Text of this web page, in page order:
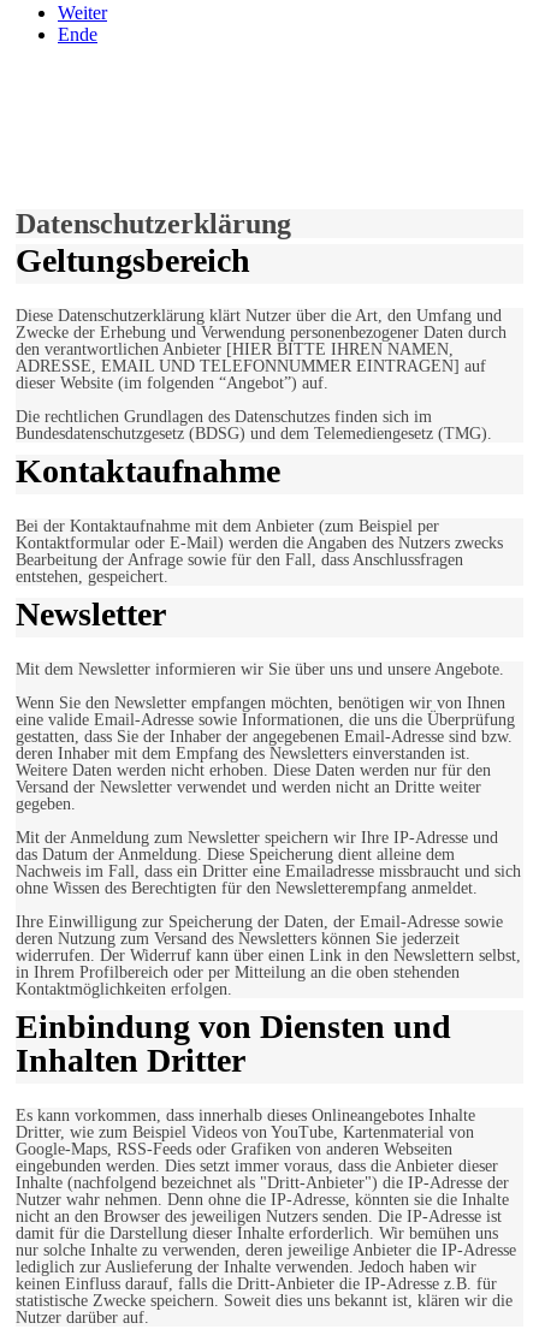
Weiter
Ende
Datenschutzerklärung
Geltungsbereich
Diese Datenschutzerklärung klärt Nutzer über die Art, den Umfang und
Zwecke der Erhebung und Verwendung personenbezogener Daten durch
den verantwortlichen Anbieter [HIER BITTE IHREN NAMEN,
ADRESSE, EMAIL UND TELEFONNUMMER EINTRAGEN] auf
dieser Website (im folgenden “Angebot”) auf.
Die rechtlichen Grundlagen des Datenschutzes finden sich im
Bundesdatenschutzgesetz (BDSG) und dem Telemediengesetz (TMG).
Kontaktaufnahme
Bei der Kontaktaufnahme mit dem Anbieter (zum Beispiel per
Kontaktformular oder E-Mail) werden die Angaben des Nutzers zwecks
Bearbeitung der Anfrage sowie für den Fall, dass Anschlussfragen
entstehen, gespeichert.
Newsletter
Mit dem Newsletter informieren wir Sie über uns und unsere Angebote.
Wenn Sie den Newsletter empfangen möchten, benötigen wir von Ihnen
eine valide Email-Adresse sowie Informationen, die uns die Überprüfung
gestatten, dass Sie der Inhaber der angegebenen Email-Adresse sind bzw.
deren Inhaber mit dem Empfang des Newsletters einverstanden ist.
Weitere Daten werden nicht erhoben. Diese Daten werden nur für den
Versand der Newsletter verwendet und werden nicht an Dritte weiter
gegeben.
Mit der Anmeldung zum Newsletter speichern wir Ihre IP-Adresse und
das Datum der Anmeldung. Diese Speicherung dient alleine dem
Nachweis im Fall, dass ein Dritter eine Emailadresse missbraucht und sich
ohne Wissen des Berechtigten für den Newsletterempfang anmeldet.
Ihre Einwilligung zur Speicherung der Daten, der Email-Adresse sowie
deren Nutzung zum Versand des Newsletters können Sie jederzeit
widerrufen. Der Widerruf kann über einen Link in den Newslettern selbst,
in Ihrem Profilbereich oder per Mitteilung an die oben stehenden
Kontaktmöglichkeiten erfolgen.
Einbindung von Diensten und
Inhalten Dritter
Es kann vorkommen, dass innerhalb dieses Onlineangebotes Inhalte
Dritter, wie zum Beispiel Videos von YouTube, Kartenmaterial von
Google-Maps, RSS-Feeds oder Grafiken von anderen Webseiten
eingebunden werden. Dies setzt immer voraus, dass die Anbieter dieser
Inhalte (nachfolgend bezeichnet als "Dritt-Anbieter") die IP-Adresse der
Nutzer wahr nehmen. Denn ohne die IP-Adresse, könnten sie die Inhalte
nicht an den Browser des jeweiligen Nutzers senden. Die IP-Adresse ist
damit für die Darstellung dieser Inhalte erforderlich. Wir bemühen uns
nur solche Inhalte zu verwenden, deren jeweilige Anbieter die IP-Adresse
lediglich zur Auslieferung der Inhalte verwenden. Jedoch haben wir
keinen Einfluss darauf, falls die Dritt-Anbieter die IP-Adresse z.B. für
statistische Zwecke speichern. Soweit dies uns bekannt ist, klären wir die
Nutzer darüber auf.